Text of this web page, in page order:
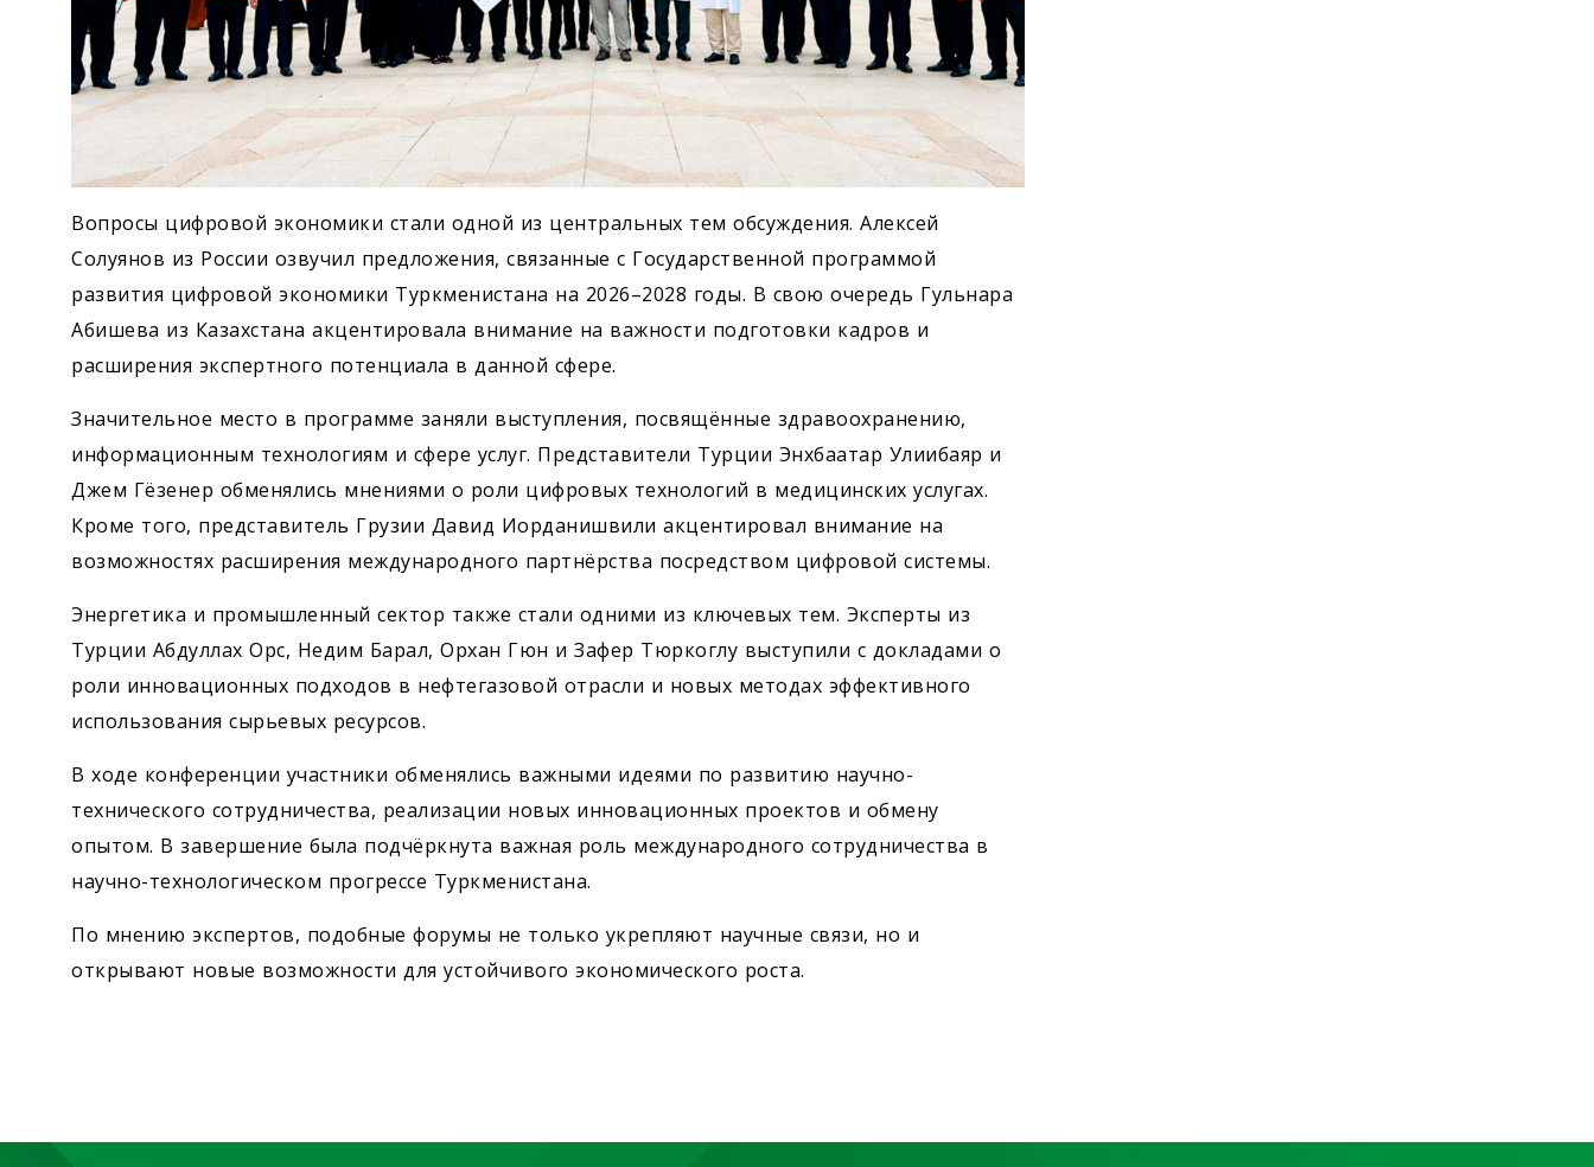
Вопросы цифровой экономики стали одной из центральных тем обсуждения. Алексей
Солуянов из России озвучил предложения, связанные с Государственной программой
развития цифровой экономики Туркменистана на 2026–2028 годы. В свою очередь Гульнара
Абишева из Казахстана акцентировала внимание на важности подготовки кадров и
расширения экспертного потенциала в данной сфере.
Значительное место в программе заняли выступления, посвящённые здравоохранению,
информационным технологиям и сфере услуг. Представители Турции Энхбаатар Улиибаяр и
Джем Гёзенер обменялись мнениями о роли цифровых технологий в медицинских услугах.
Кроме того, представитель Грузии Давид Иорданишвили акцентировал внимание на
возможностях расширения международного партнёрства посредством цифровой системы.
Энергетика и промышленный сектор также стали одними из ключевых тем. Эксперты из
Турции Абдуллах Орс, Недим Барал, Орхан Гюн и Зафер Тюркоглу выступили с докладами о
роли инновационных подходов в нефтегазовой отрасли и новых методах эффективного
использования сырьевых ресурсов.
В ходе конференции участники обменялись важными идеями по развитию научно-
технического сотрудничества, реализации новых инновационных проектов и обмену
опытом. В завершение была подчёркнута важная роль международного сотрудничества в
научно-технологическом прогрессе Туркменистана.
По мнению экспертов, подобные форумы не только укрепляют научные связи, но и
открывают новые возможности для устойчивого экономического роста.